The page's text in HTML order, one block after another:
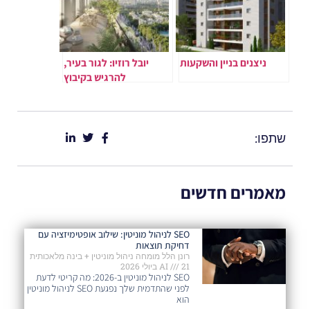
ניצנים בניין והשקעות
יובל רוזיו: לגור בעיר,
להרגיש בקיבוץ
שתפו:
מאמרים חדשים
SEO לניהול מוניטין: שילוב אופטימיזציה עם
דחיקת תוצאות
רונן הלל מומחה ניהול מוניטין + בינה מלאכותית
AI
21 ביולי 2026
SEO לניהול מוניטין ב-2026: מה קריטי לדעת
לפני שהתדמית שלך נפגעת SEO לניהול מוניטין
הוא